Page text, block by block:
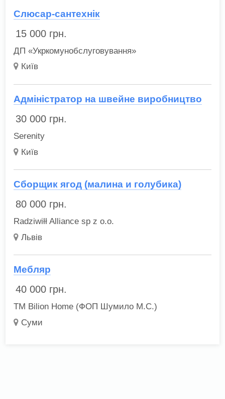
Слюсар-сантехнік
15 000 грн.
ДП «Укркомунобслуговування»
Київ
Адміністратор на швейне виробництво
30 000 грн.
Serenity
Київ
Сборщик ягод (малина и голубика)
80 000 грн.
Radziwiłł Alliance sp z o.o.
Львів
Мебляр
40 000 грн.
ТМ Bilion Home (ФОП Шумило М.С.)
Суми